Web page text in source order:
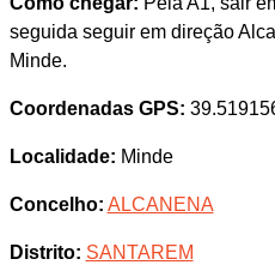
seguida seguir em direção
Minde.
Coordenadas GPS:
Localidade: Minde
Concelho: ALCANENA
Distrito: SANTAREM